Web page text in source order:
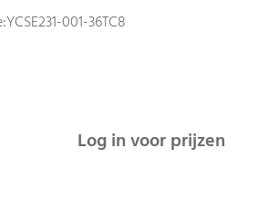
001-36TC8
Log in voor prijzen